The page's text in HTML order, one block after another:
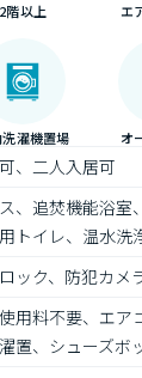
2階以上 エ
洗濯機置場 オ
、二人入居可
、追焚機能浴室
トイレ、温水洗
ック、防犯カメ
用料不要、エア
置、シューズボ